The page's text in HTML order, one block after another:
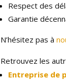
Respect des
Garantie
N’hésitez pas à
Retrouvez les
Entreprise de